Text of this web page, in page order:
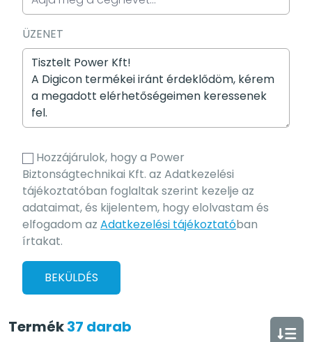
ÜZENET
Hozzájárulok, hogy a Power
Biztonságtechnikai Kft. az Adatkezelési
tájékoztatóban foglaltak szerint kezelje az
adataimat, és kijelentem, hogy elolvastam és
elfogadom az Adatkezelési tájékoztatóban
írtakat.
BEKÜLDÉS
Termék37 darab